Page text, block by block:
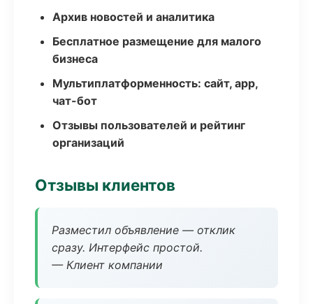
Архив новостей и аналитика
Бесплатное размещение для малого
бизнеса
Мультиплатформенность: сайт, app,
чат-бот
Отзывы пользователей и рейтинг
организаций
Отзывы клиентов
Разместил объявление — отклик
сразу. Интерфейс простой.
— Клиент компании